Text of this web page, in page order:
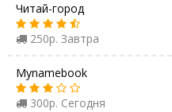
Читай-город
250р. Завтра
Mynamebook
300р. Сегодня